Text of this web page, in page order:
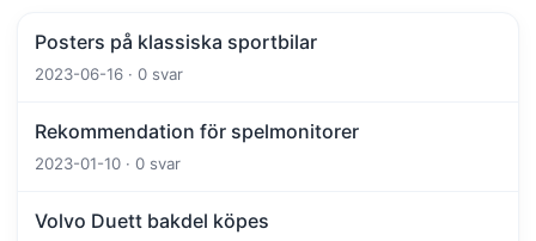
Posters på klassiska sportbilar
2023-06-16 · 0 svar
Rekommendation för spelmonitorer
2023-01-10 · 0 svar
Volvo Duett bakdel köpes